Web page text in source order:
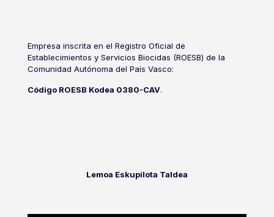
Empresa inscrita en el Registro Oficial de
Establecimientos y Servicios Biocidas (ROESB) de la
Comunidad Autónoma del País Vasco:
Código ROESB Kodea 0380-CAV.
Lemoa Eskupilota Taldea